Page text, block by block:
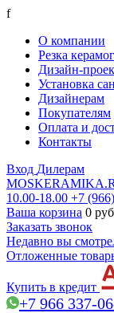
f
О компании
Резка
Дизайн-
Установка
Дизайнерам
Покупателям
Оплата и
Контакты
Вход Дилерам
10.00-18.00 +7
Ваша корзина 0
Заказать звонок
Недавно вы
Отложенные
Купить в кредит
+7 966 337-